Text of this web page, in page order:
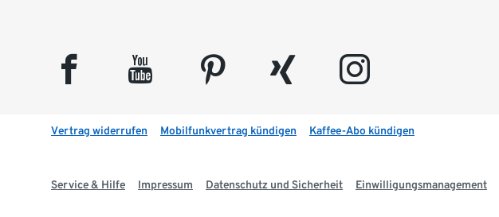
facebook youtube pinterest xing instagram
Vertrag widerrufen Mobilfunkvertrag kündigen Kaffee-Abo kündigen
Service & Hilfe Impressum Datenschutz und Sicherheit Einwilligungsmanagement